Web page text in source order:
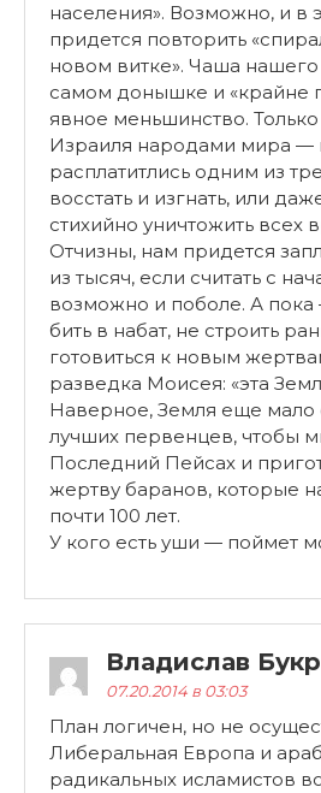
населения». Возможно, и в
придется повторить
новом витке». Чаша
самом донышке и «крайне
явное меньшинство.
Израиля народами мира —
расплатитлись одним из
восстать и изгнать, или
стихийно уничтожить всех
Отчизны, нам придется
из тысяч, если считать с
возможно и поболе. А
бить в набат, не строить
готовиться к новым
разведка Моисея: «эта
Наверное, Земля еще мало
лучших первенцев, чтобы
Последний Пейсах и
жертву баранов, которые
почти 100 лет.
У кого есть уши — поймет
Владислав
07.20.2014 в 03:03
План логичен, но не
Либеральная Европа и
радикальных исламистов